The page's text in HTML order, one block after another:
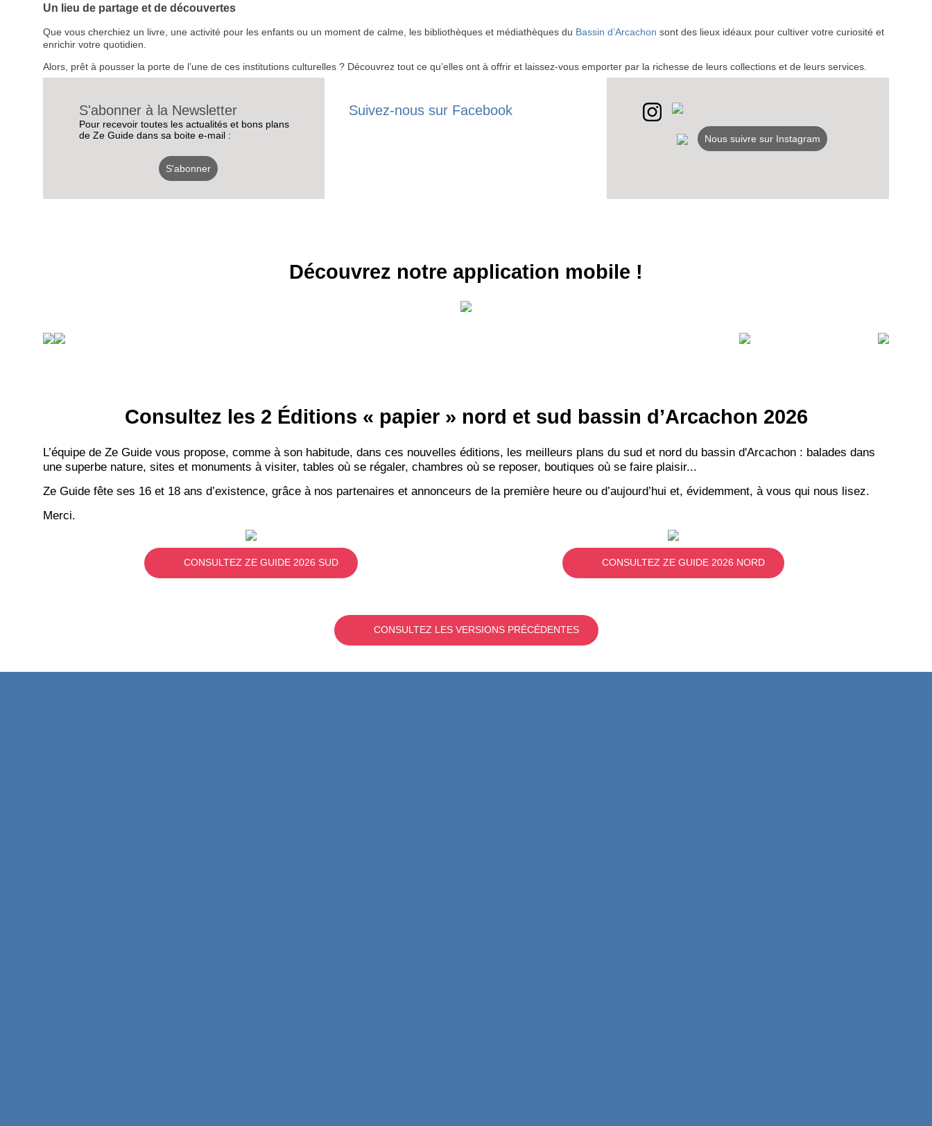
BONS PLANS
Un lieu de partage et de découvertes
Que vous cherchiez un livre, une activité pour les enfants ou un moment de calme, les bibliothèques et médiathèques du Bassin d’Arcachon sont des lieux idéaux pour cultiver votre curiosité et
enrichir votre quotidien.
Alors, prêt à pousser la porte de l’une de ces institutions culturelles ? Découvrez tout ce qu’elles ont à offrir et laissez-vous emporter par la richesse de leurs collections et de leurs services.
S'abonner à la Newsletter
Pour recevoir toutes les actualités et bons plans
de Ze Guide dans sa boite e-mail :
S'abonner
Suivez-nous sur Facebook
Nous suivre sur Instagram
Découvrez notre application mobile !
Consultez les 2 Éditions « papier » nord et sud bassin d’Arcachon 2026
L’équipe de Ze Guide vous propose, comme à son habitude, dans ces nouvelles éditions, les meilleurs plans du sud et nord du bassin d'Arcachon : balades dans
une superbe nature, sites et monuments à visiter, tables où se régaler, chambres où se reposer, boutiques où se faire plaisir...
Ze Guide fête ses 16 et 18 ans d’existence, grâce à nos partenaires et annonceurs de la première heure ou d’aujourd’hui et, évidemment, à vous qui nous lisez.
Merci.
CONSULTEZ ZE GUIDE 2026 SUD CONSULTEZ ZE GUIDE 2026 NORD
CONSULTEZ LES VERSIONS PRÉCÉDENTES